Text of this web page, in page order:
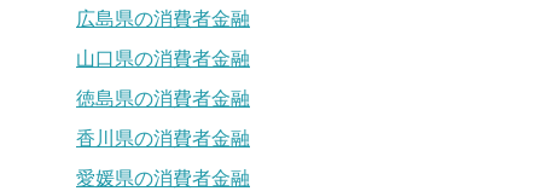
広島県の消費者金融
山口県の消費者金融
徳島県の消費者金融
香川県の消費者金融
愛媛県の消費者金融